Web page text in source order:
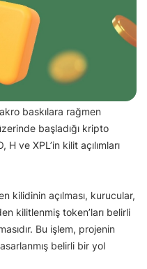
baskılara rağmen
başladığı kripto
ve XPL’in kilit açılımları
kilidinin açılması, kurucular,
kilitlenmiş token’ları belirli
Bu işlem, projenin
belirli bir yol